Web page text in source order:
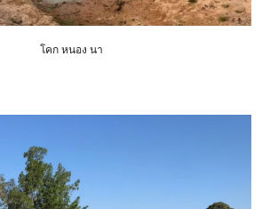
โคก หนอง นา